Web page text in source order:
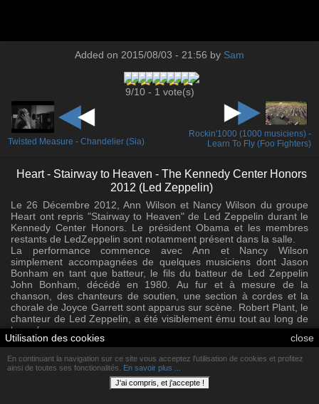
Added on 2015/08/03 - 21:56 by Sam
9/10 - 1 vote(s)
Twisted Measure - Chandelier (Sia)
Rockin'1000 (1000 musiciens) -
Learn To Fly (Foo Fighters)
Heart - Stairway to Heaven - The Kennedy Center Honors
2012 (Led Zeppelin)
Le 26 Décembre 2012, Ann Wilson et Nancy Wilson du groupe
Heart ont repris "Stairway to Heaven" de Led Zeppelin durant le
Kennedy Center Honors. Le président Obama et les membres
restants de LedZeppelin sont notamment présent dans la salle.
La performance commence avec Ann et Nancy Wilson
simplement accompagnées de quelques musiciens dont Jason
Bonham en tant que batteur, le fils du batteur de Led Zeppelin
John Bonham, décédé en 1980. Au fur et à mesure de la
chanson, des chanteurs de soutien, une section à cordes et la
chorale de Joyce Garrett sont apparus sur scène. Robert Plant, le
chanteur de Led Zeppelin, a été visiblement ému tout au long de
la performance.
Il s'agit certainement de l'une des plus belles et émouvantes
reprises de "Stairway to Heaven".
Utilisation des cookies close
En continuant la navigation sur ce site vous acceptez l'utilisation de cookies et profitez
ainsi de toutes ses fonctionalités. En savoir plus ...
J'ai compris, et j'accepte !